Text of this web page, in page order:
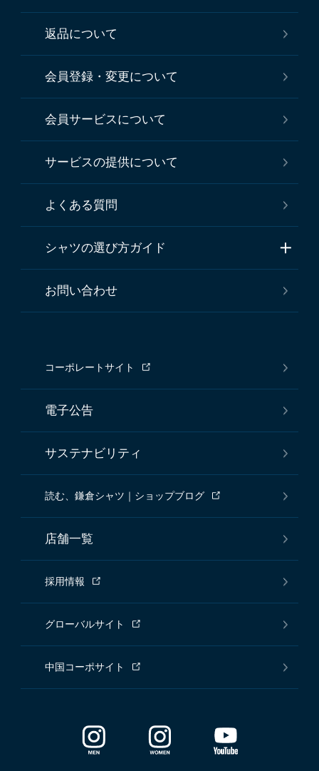
返品について
会員登録・変更について
会員サービスについて
サービスの提供について
よくある質問
シャツの選び方ガイド
お問い合わせ
コーポレートサイト
電子公告
サステナビリティ
読む、鎌倉シャツ｜ショップブログ
店舗一覧
採用情報
グローバルサイト
中国コーポサイト